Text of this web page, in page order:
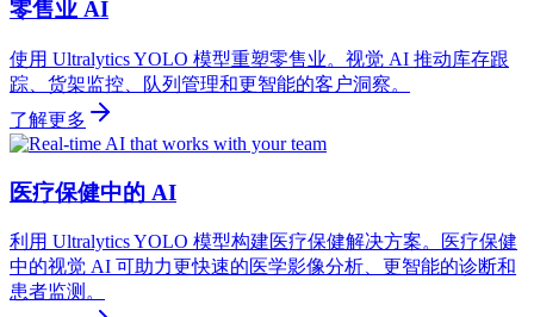
零售业 AI
使用 Ultralytics YOLO 模型重塑零售业。视觉 AI 推动库存跟
踪、货架监控、队列管理和更智能的客户洞察。
了解更多
医疗保健中的 AI
利用 Ultralytics YOLO 模型构建医疗保健解决方案。医疗保健
中的视觉 AI 可助力更快速的医学影像分析、更智能的诊断和
患者监测。